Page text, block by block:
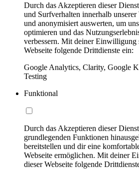
Durch das Akzeptieren dieser
und Surfverhalten innerhalb
und anonymisiert auswerten, um
optimieren und das
verbessern. Mit deiner Einwilligung
Webseite folgende Drittdienste ein:
Google Analytics, Clarity, Google
Testing
Funktional
Durch das Akzeptieren dieser
grundlegenden Funktionen
bereitstellen und dir eine
Webseite ermöglichen. Mit deiner
dieser Webseite folgende